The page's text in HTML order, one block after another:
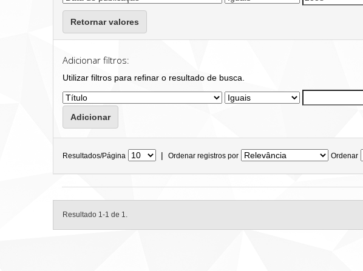
Retornar valores
Adicionar filtros:
Utilizar filtros para refinar o resultado de busca.
Resultados/Página | Ordenar registros por Ordenar
Resultado 1-1 de 1.